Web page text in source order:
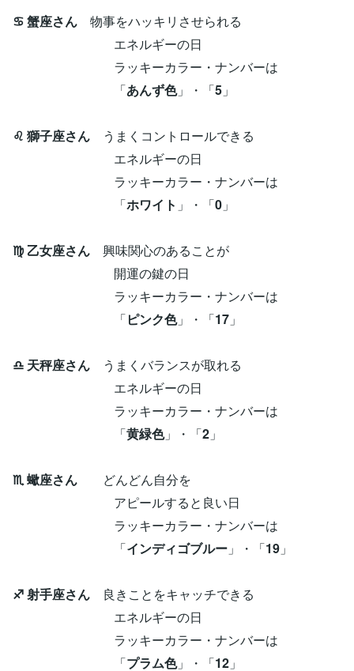
♋ 蟹座さん 物事をハッキリさせられる
エネルギーの日
ラッキーカラー・ナンバーは
「あんず色」・「5 」
♌ 獅子座さん うまくコントロールできる
エネルギーの日
ラッキーカラー・ナンバーは
「ホワイト 」・「0 」
♍ 乙女座さん 興味関心のあることが
開運の鍵の日
ラッキーカラー・ナンバーは
「ピンク色」・「17 」
♎ 天秤座さん うまくバランスが取れる
エネルギーの日
ラッキーカラー・ナンバーは
「黄緑色」・「2 」
♏ 蠍座さん どんどん自分を
アピールすると良い日
ラッキーカラー・ナンバーは
「インディゴブルー 」・「19 」
♐ 射手座さん 良きことをキャッチできる
エネルギーの日
ラッキーカラー・ナンバーは
「プラム色」・「12 」